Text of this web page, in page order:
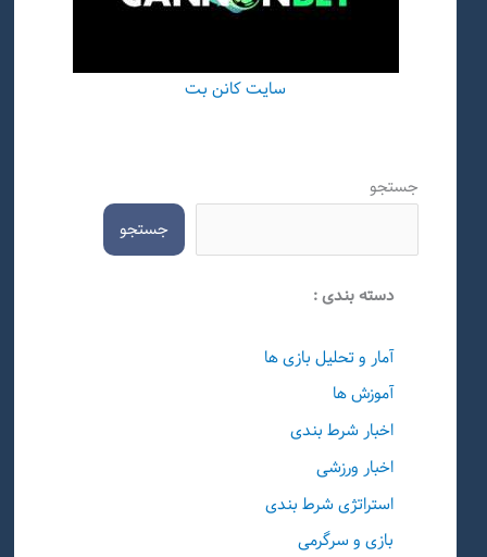
سایت کانن بت
جستجو
جستجو
دسته بندی :
آمار و تحلیل بازی ها
آموزش ها
اخبار شرط بندی
اخبار ورزشی
استراتژی شرط بندی
بازی و سرگرمی